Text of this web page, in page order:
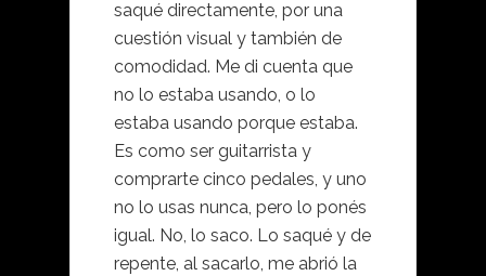
saqué directamente, por una
cuestión visual y también de
comodidad. Me di cuenta que
no lo estaba usando, o lo
estaba usando porque estaba.
Es como ser guitarrista y
comprarte cinco pedales, y uno
no lo usas nunca, pero lo ponés
igual. No, lo saco. Lo saqué y de
repente, al sacarlo, me abrió la